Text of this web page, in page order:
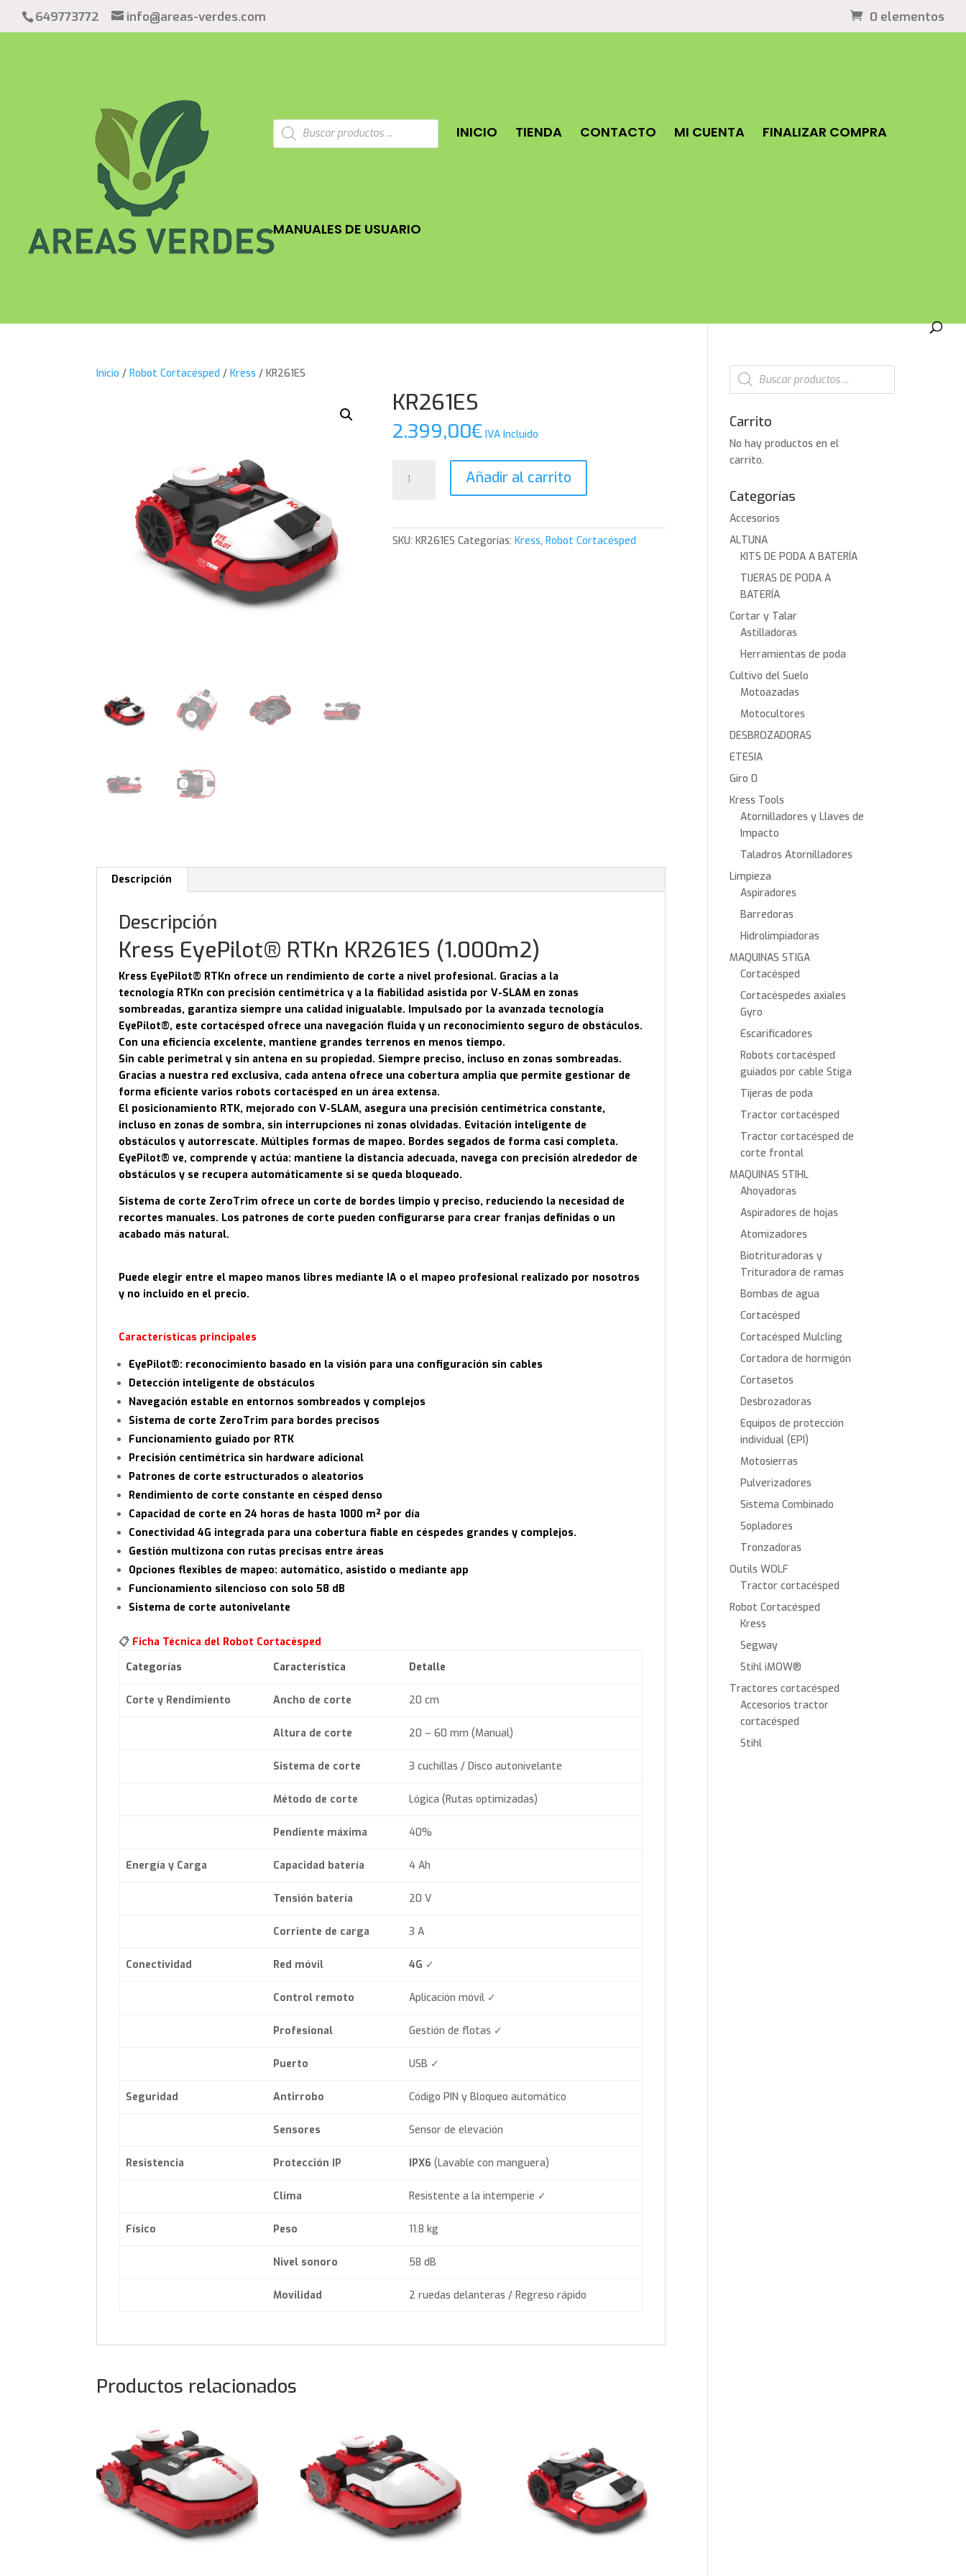
649773772 info@areas-verdes.com 0 elementos
Búsqueda
de
productos
INICIO TIENDA CONTACTO MI CUENTA FINALIZAR COMPRA
MANUALES DE USUARIO
Inicio /Robot Cortacésped /Kress / KR261ES
KR261ES
2.399,00€ IVA Incluido
cantidad
Añadir al carrito
SKU:KR261ES Categorías:Kress,Robot Cortacésped
Descripción
Descripción
Kress EyePilot® RTKn KR261ES (1.000m2)
Kress EyePilot® RTKn ofrece un rendimiento de corte a nivel profesional. Gracias a la
tecnología RTKn con precisión centimétrica y a la fiabilidad asistida por V-SLAM en zonas
sombreadas, garantiza siempre una calidad inigualable. Impulsado por la avanzada tecnología
EyePilot®, este cortacésped ofrece una navegación fluida y un reconocimiento seguro de obstáculos.
Con una eficiencia excelente, mantiene grandes terrenos en menos tiempo.
Sin cable perimetral y sin antena en su propiedad. Siempre preciso, incluso en zonas sombreadas.
Gracias a nuestra red exclusiva, cada antena ofrece una cobertura amplia que permite gestionar de
forma eficiente varios robots cortacésped en un área extensa.
El posicionamiento RTK, mejorado con V-SLAM, asegura una precisión centimétrica constante,
incluso en zonas de sombra, sin interrupciones ni zonas olvidadas. Evitación inteligente de
obstáculos y autorrescate. Múltiples formas de mapeo. Bordes segados de forma casi completa.
EyePilot® ve, comprende y actúa: mantiene la distancia adecuada, navega con precisión alrededor de
obstáculos y se recupera automáticamente si se queda bloqueado.
Sistema de corte ZeroTrim ofrece un corte de bordes limpio y preciso, reduciendo la necesidad de
recortes manuales. Los patrones de corte pueden configurarse para crear franjas definidas o un
acabado más natural.
Puede elegir entre el mapeo manos libres mediante IA o el mapeo profesional realizado por nosotros
y no incluido en el precio.
Características principales
EyePilot®: reconocimiento basado en la visión para una configuración sin cables
Detección inteligente de obstáculos
Navegación estable en entornos sombreados y complejos
Sistema de corte ZeroTrim para bordes precisos
Funcionamiento guiado por RTK
Precisión centimétrica sin hardware adicional
Patrones de corte estructurados o aleatorios
Rendimiento de corte constante en césped denso
Capacidad de corte en 24 horas de hasta 1000 m² por día
Conectividad 4G integrada para una cobertura fiable en céspedes grandes y complejos.
Gestión multizona con rutas precisas entre áreas
Opciones flexibles de mapeo: automático, asistido o mediante app
Funcionamiento silencioso con solo 58 dB
Sistema de corte autonivelante
📋 Ficha Técnica del Robot Cortacésped
Categorías
Característica Detalle
Corte y Rendimiento Ancho de corte 20 cm
Altura de corte 20 – 60 mm (Manual)
Sistema de corte 3 cuchillas / Disco autonivelante
Método de corte Lógica (Rutas optimizadas)
Pendiente máxima 40%
Energía y Carga Capacidad batería 4 Ah
Tensión batería 20 V
Corriente de carga 3 A
Conectividad Red móvil 4G ✓
Control remoto Aplicación móvil ✓
Profesional Gestión de flotas ✓
Puerto USB ✓
Seguridad Antirrobo Código PIN y Bloqueo automático
Sensores Sensor de elevación
Resistencia Protección IP IPX6 (Lavable con manguera)
Clima Resistente a la intemperie ✓
Físico Peso 11.8 kg
Nivel sonoro 58 dB
Movilidad 2 ruedas delanteras / Regreso rápido
Productos relacionados
Búsqueda
de
productos
Carrito
No hay productos en el
carrito.
Categorías
Accesorios
ALTUNA
KITS DE PODA A BATERÍA
TIJERAS DE PODA A
BATERÍA
Cortar y Talar
Astilladoras
Herramientas de poda
Cultivo del Suelo
Motoazadas
Motocultores
DESBROZADORAS
ETESIA
Giro 0
Kress Tools
Atornilladores y Llaves de
Impacto
Taladros Atornilladores
Limpieza
Aspiradores
Barredoras
Hidrolimpiadoras
MAQUINAS STIGA
Cortacésped
Cortacéspedes axiales
Gyro
Escarificadores
Robots cortacésped
guiados por cable Stiga
Tijeras de poda
Tractor cortacésped
Tractor cortacésped de
corte frontal
MAQUINAS STIHL
Ahoyadoras
Aspiradores de hojas
Atomizadores
Biotrituradoras y
Trituradora de ramas
Bombas de agua
Cortacésped
Cortacésped Mulcling
Cortadora de hormigón
Cortasetos
Desbrozadoras
Equipos de protección
individual (EPI)
Motosierras
Pulverizadores
Sistema Combinado
Sopladores
Tronzadoras
Outils WOLF
Tractor cortacésped
Robot Cortacésped
Kress
Segway
Stihl iMOW®
Tractores cortacésped
Accesorios tractor
cortacésped
Stihl